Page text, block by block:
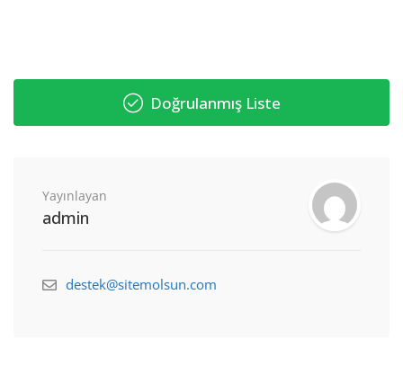
Doğrulanmış Liste
Yayınlayan
admin
destek@sitemolsun.com